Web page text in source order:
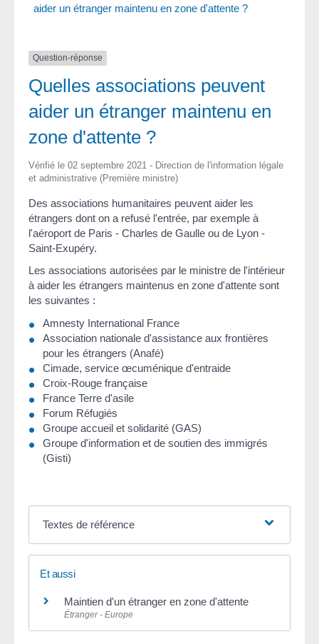
aider un étranger maintenu en zone d'attente ?
Question-réponse
Quelles associations peuvent
aider un étranger maintenu en
zone d'attente ?
Vérifié le 02 septembre 2021 - Direction de l'information légale
et administrative (Première ministre)
Des associations humanitaires peuvent aider les
étrangers dont on a refusé l'entrée, par exemple à
l'aéroport de Paris - Charles de Gaulle ou de Lyon -
Saint-Exupéry.
Les associations autorisées par le ministre de l'intérieur
à aider les étrangers maintenus en zone d'attente sont
les suivantes :
Amnesty International France
Association nationale d'assistance aux frontières
pour les étrangers (Anafé)
Cimade, service œcuménique d'entraide
Croix-Rouge française
France Terre d'asile
Forum Réfugiés
Groupe accueil et solidarité (GAS)
Groupe d'information et de soutien des immigrés
(Gisti)
Textes de référence
Et aussi
Maintien d'un étranger en zone d'attente
Étranger - Europe